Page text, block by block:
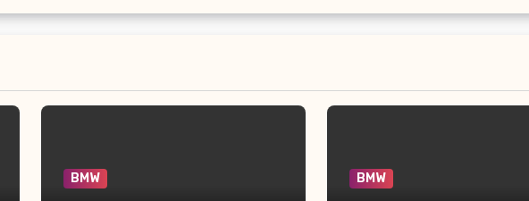
BMW BMW